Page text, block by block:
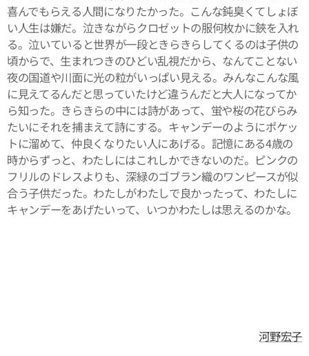
喜んでもらえる人間になりたかった。こんな鈍臭くてしょぼ
い人生は嫌だ。泣きながらクロゼットの服何枚かに鋏を入れ
る。泣いていると世界が一段ときらきらしてくるのは子供の
頃からで、生まれつきのひどい乱視だから、なんてことない
夜の国道や川面に光の粒がいっぱい見える。みんなこんな風
に見えてるんだと思っていたけど違うんだと大人になってか
ら知った。きらきらの中には詩があって、蛍や桜の花びらみ
たいにそれを捕まえて詩にする。キャンデーのようにポケッ
トに溜めて、仲良くなりたい人にあげる。記憶にある4歳の
時からずっと、わたしにはこれしかできないのだ。ピンクの
フリルのドレスよりも、深緑のゴブラン織のワンピースが似
合う子供だった。わたしがわたしで良かったって、わたしに
キャンデーをあげたいって、いつかわたしは思えるのかな。
河野宏子